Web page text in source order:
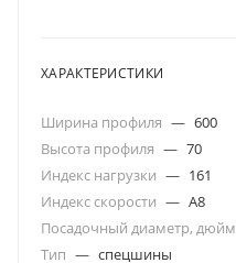
ХАРАКТЕРИСТИКИ
Ширина профиля — 600
Высота профиля — 70
Индекс нагрузки — 161
Индекс скорости — A8
Посадочный диаметр, дюйм
Тип — спецшины